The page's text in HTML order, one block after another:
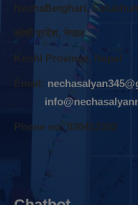
NechaBetghari,
काेशी प्रदेश, नेपाल
Koshi Province, Nepal
Email:
Phone no: 038412302